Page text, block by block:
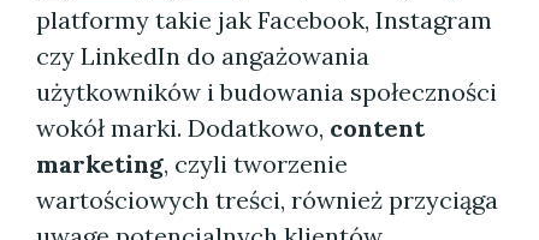
platformy takie jak Facebook, Instagram
czy LinkedIn do angażowania
użytkowników i budowania społeczności
wokół marki. Dodatkowo, content
marketing, czyli tworzenie
wartościowych treści, również przyciąga